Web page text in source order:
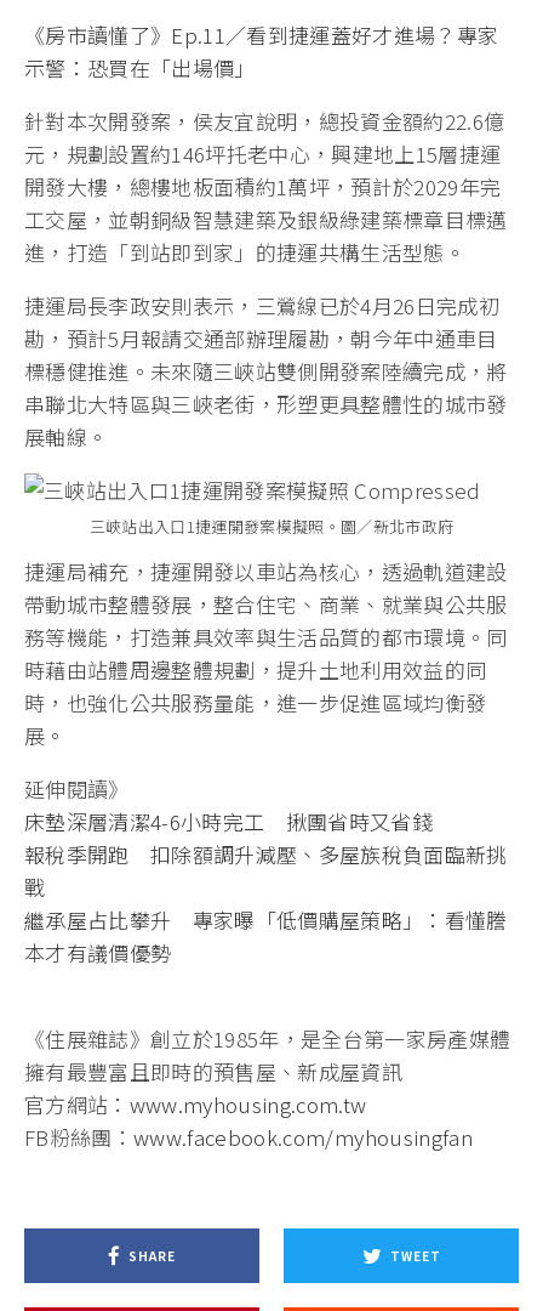
《房市讀懂了》Ep.11／看到捷運蓋好才進場？專家
示警：恐買在「出場價」
針對本次開發案，侯友宜說明，總投資金額約22.6億
元，規劃設置約146坪托老中心，興建地上15層捷運
開發大樓，總樓地板面積約1萬坪，預計於2029年完
工交屋，並朝銅級智慧建築及銀級綠建築標章目標邁
進，打造「到站即到家」的捷運共構生活型態。
捷運局長李政安則表示，三鶯線已於4月26日完成初
勘，預計5月報請交通部辦理履勘，朝今年中通車目
標穩健推進。未來隨三峽站雙側開發案陸續完成，將
串聯北大特區與三峽老街，形塑更具整體性的城市發
展軸線。
三峽站出入口1捷運開發案模擬照。圖／新北市政府
捷運局補充，捷運開發以車站為核心，透過軌道建設
帶動城市整體發展，整合住宅、商業、就業與公共服
務等機能，打造兼具效率與生活品質的都市環境。同
時藉由站體周邊整體規劃，提升土地利用效益的同
時，也強化公共服務量能，進一步促進區域均衡發
展。
延伸閱讀》
床墊深層清潔4-6小時完工 揪團省時又省錢
報稅季開跑 扣除額調升減壓、多屋族稅負面臨新挑
戰
繼承屋占比攀升 專家曝「低價購屋策略」：看懂謄
本才有議價優勢
《住展雜誌》創立於1985年，是全台第一家房產媒體
擁有最豐富且即時的預售屋、新成屋資訊
官方網站： www.myhousing.com.tw
FB粉絲團：www.facebook.com/myhousingfan
SHARE TWEET